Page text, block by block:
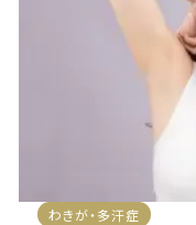
わきが・多汗症